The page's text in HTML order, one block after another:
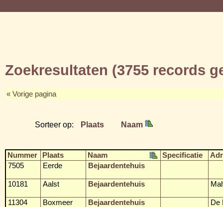
Zoekresultaten (3755 records
« Vorige pagina
Sorteer op: Plaats Naam
Nummer Plaats Naam Specificatie
7505
Eerde Bejaardentehuis
10181 Aalst Bejaardentehuis
11304 Boxmeer Bejaardentehuis De